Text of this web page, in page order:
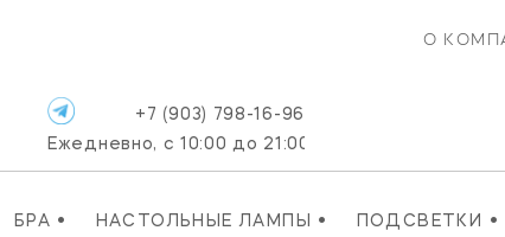
О
БРА • НАСТОЛЬНЫЕ ЛАМПЫ • ПОДСВЕТКИ •
+7 (903) 798-16-96
Ежедневно, с 10:00 до 21:00